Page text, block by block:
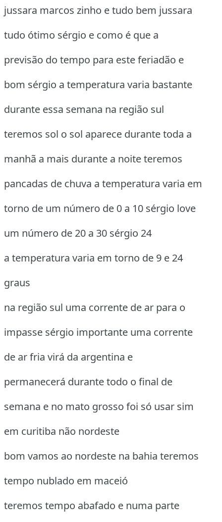
jussara marcos zinho e tudo bem jussara
tudo ótimo sérgio e como é que a
previsão do tempo para este feriadão e
bom sérgio a temperatura varia bastante
durante essa semana na região sul
teremos sol o sol aparece durante toda a
manhã a mais durante a noite teremos
pancadas de chuva a temperatura varia em
torno de um número de 0 a 10 sérgio love
um número de 20 a 30 sérgio 24
a temperatura varia em torno de 9 e 24
graus
na região sul uma corrente de ar para o
impasse sérgio importante uma corrente
de ar fria virá da argentina e
permanecerá durante todo o final de
semana e no mato grosso foi só usar sim
em curitiba não nordeste
bom vamos ao nordeste na bahia teremos
tempo nublado em maceió
teremos tempo abafado e numa parte